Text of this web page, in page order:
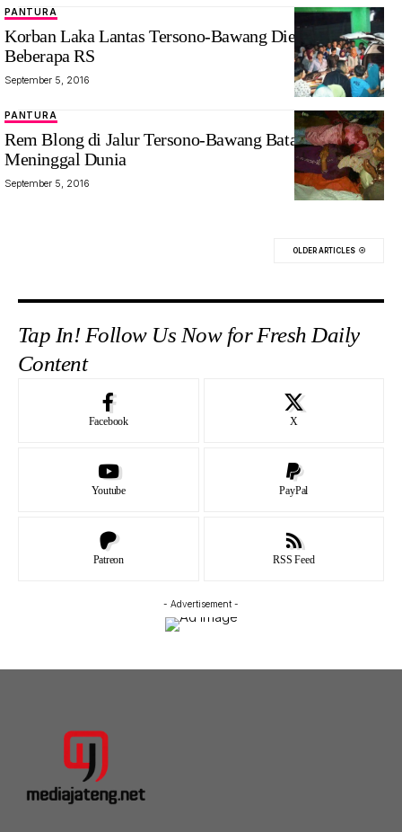
PANTURA
Korban Laka Lantas Tersono-Bawang Dievakuasi ke
Beberapa RS
September 5, 2016
PANTURA
Rem Blong di Jalur Tersono-Bawang Batang, 11 orang
Meninggal Dunia
September 5, 2016
OLDER ARTICLES
Tap In! Follow Us Now for Fresh Daily
Content
Facebook X
Youtube PayPal
Patreon RSS Feed
- Advertisement -